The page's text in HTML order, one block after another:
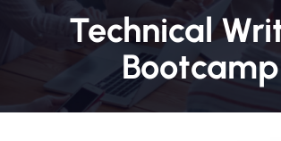
Technical
Bootcamp